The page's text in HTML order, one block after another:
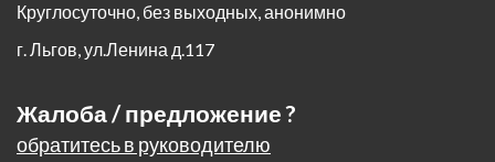
Круглосуточно, без выходных, анонимно
г. Льгов,ул.Ленина д.117
Жалоба / предложение ?
обратитесь в руководителю